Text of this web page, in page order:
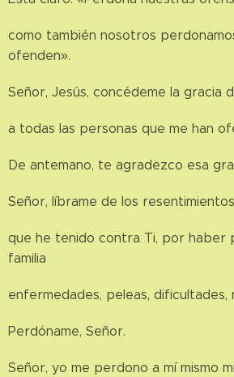
como también nosotros
ofenden».
Señor, Jesús, concédeme la gracia
a todas las personas que me han
De antemano, te agradezco esa
Señor, líbrame de los
que he tenido contra Ti, por haber
familia
enfermedades, peleas, dificultades,
Perdóname, Señor.
Señor, yo me perdono a mí mismo